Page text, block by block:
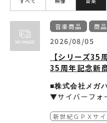
音楽商品 商品
2026/08/05
【シリーズ35
35周年記念新
■株式会社メガ
▼サイバーフォ
新世紀GPXサイ
新世紀ＧＰＸサ